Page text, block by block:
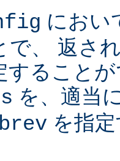
にお
で、 返さ
すること
を、適当
を指